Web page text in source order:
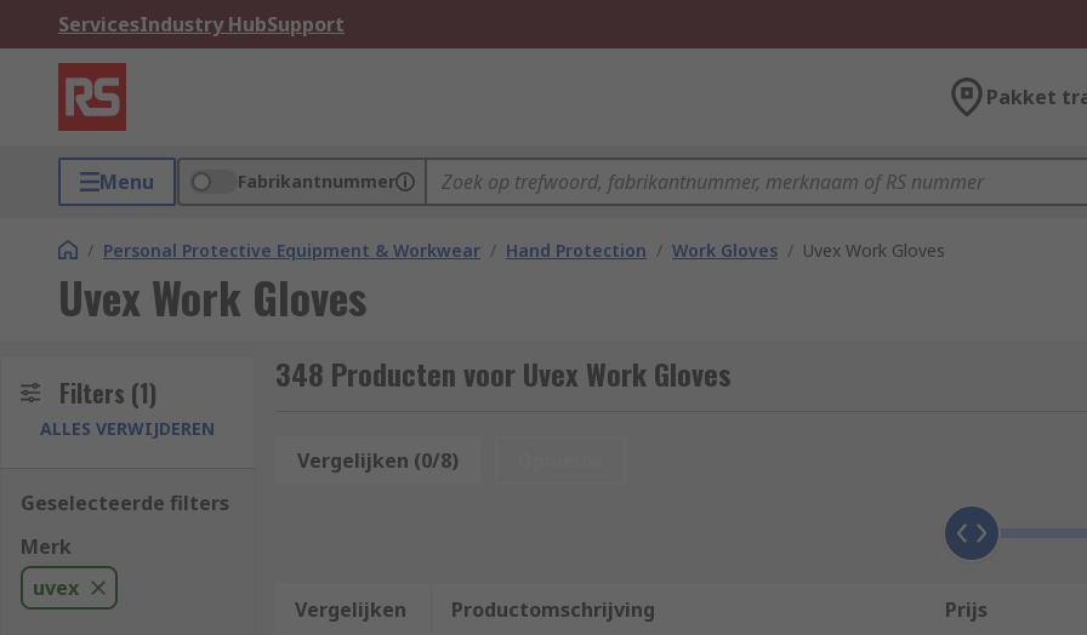
ServicesIndustry HubSupport
Pakket
Menu Fabrikantnummer
/ Personal Protective Equipment & Workwear / Hand Protection / Work Gloves / Uvex Work Gloves
Uvex Work Gloves
Filters (1)
ALLES VERWIJDEREN
Geselecteerde filters
Merk
uvex
348 Producten voor Uvex Work Gloves
Vergelijken (0/8)
Vergelijken Productomschrijving Prijs